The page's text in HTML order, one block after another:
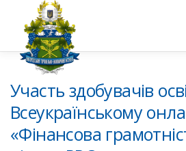
ПРО НАС
НОВИНИ
Участь здобувачів
Всеукраїнському
«Фінансова